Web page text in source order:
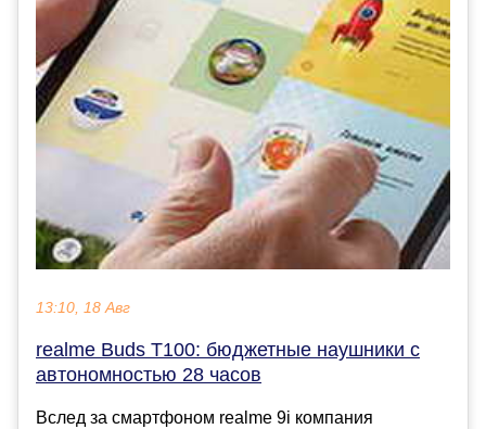
13:10, 18 Авг
realme Buds T100: бюджетные наушники с
автономностью 28 часов
Вслед за смартфоном realme 9i компания